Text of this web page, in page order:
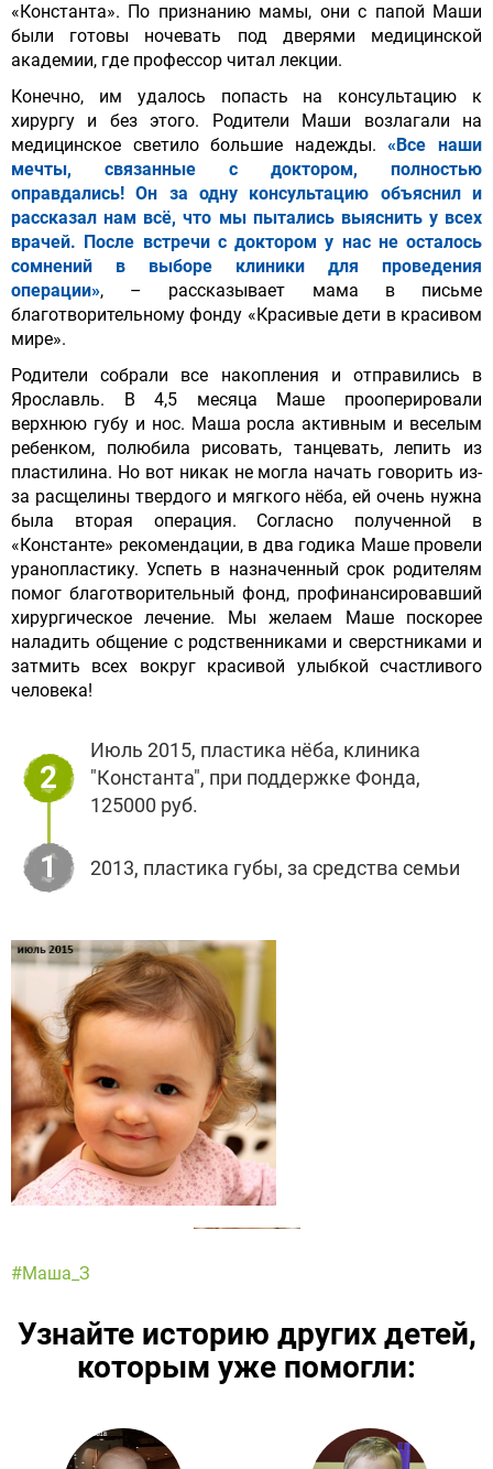
«Константа». По признанию мамы, они с папой Маши
были готовы ночевать под дверями медицинской
академии, где профессор читал лекции.
Конечно, им удалось попасть на консультацию к
хирургу и без этого. Родители Маши возлагали на
медицинское светило большие надежды.«Все наши
мечты, связанные с доктором, полностью
оправдались! Он за одну консультацию объяснил и
рассказал нам всё, что мы пытались выяснить у всех
врачей. После встречи с доктором у нас не осталось
сомнений в выборе клиники для проведения
операции», – рассказывает мама в письме
благотворительному фонду «Красивые дети в красивом
мире».
Родители собрали все накопления и отправились в
Ярославль. В 4,5 месяца Маше прооперировали
верхнюю губу и нос. Маша росла активным и веселым
ребенком, полюбила рисовать, танцевать, лепить из
пластилина. Но вот никак не могла начать говорить из-
за расщелины твердого и мягкого нёба, ей очень нужна
была вторая операция. Согласно полученной в
«Константе» рекомендации, в два годика Маше провели
уранопластику. Успеть в назначенный срок родителям
помог благотворительный фонд, профинансировавший
хирургическое лечение. Мы желаем Маше поскорее
наладить общение с родственниками и сверстниками и
затмить всех вокруг красивой улыбкой счастливого
человека!
2
Июль 2015, пластика нёба, клиника
"Константа", при поддержке Фонда,
125000 руб.
1 2013, пластика губы, за средства семьи
#Маша_З
Узнайте историю других детей,
которым уже помогли:
Подробнее